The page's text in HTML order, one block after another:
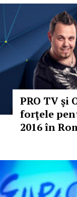
PRO TV şi
forţele
2016 în